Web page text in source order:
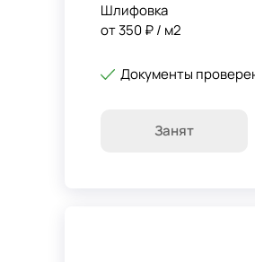
Шлифовка
от 350 ₽ / м2
Документы
Занят